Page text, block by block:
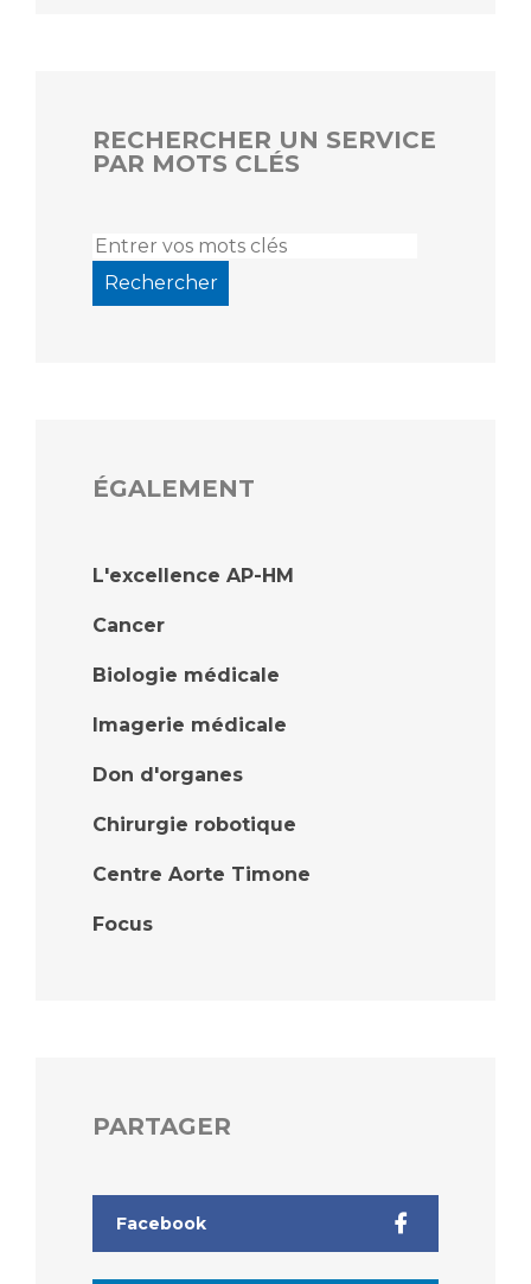
RECHERCHER UN SERVICE
PAR MOTS CLÉS
ÉGALEMENT
L'excellence AP-HM
Cancer
Biologie médicale
Imagerie médicale
Don d'organes
Chirurgie robotique
Centre Aorte Timone
Focus
PARTAGER
Facebook